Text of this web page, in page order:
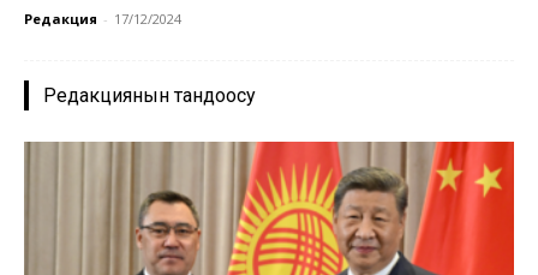
Редакция - 17/12/2024
Редакциянын тандоосу